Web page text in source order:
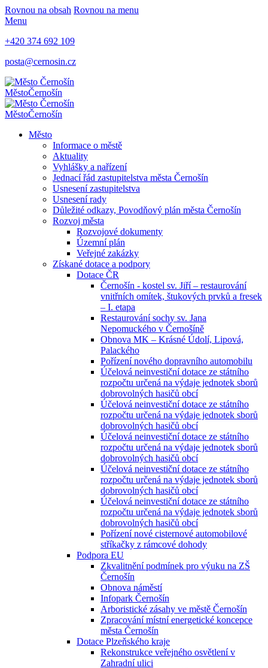
Rovnou na obsah Rovnou na menu
Menu
+420 374 692 109
posta@cernosin.cz
MěstoČernošín
MěstoČernošín
Město
Informace o městě
Aktuality
Vyhlášky a nařízení
Jednací řád zastupitelstva města Černošín
Usnesení zastupitelstva
Usnesení rady
Důležité odkazy, Povodňový plán města Černošín
Rozvoj města
Rozvojové dokumenty
Územní plán
Veřejné zakázky
Získané dotace a podpory
Dotace ČR
Černošín - kostel sv. Jiří – restaurování
vnitřních omítek, štukových prvků a fresek
– I. etapa
Restaurování sochy sv. Jana
Nepomuckého v Černošíně
Obnova MK – Krásné Údolí, Lipová,
Palackého
Pořízení nového dopravního automobilu
Účelová neinvestiční dotace ze státního
rozpočtu určená na výdaje jednotek sborů
dobrovolných hasičů obcí
Účelová neinvestiční dotace ze státního
rozpočtu určená na výdaje jednotek sborů
dobrovolných hasičů obcí
Účelová neinvestiční dotace ze státního
rozpočtu určená na výdaje jednotek sborů
dobrovolných hasičů obcí
Účelová neinvestiční dotace ze státního
rozpočtu určená na výdaje jednotek sborů
dobrovolných hasičů obcí
Účelová neinvestiční dotace ze státního
rozpočtu určená na výdaje jednotek sborů
dobrovolných hasičů obcí
Pořízení nové cisternové automobilové
stříkačky z rámcové dohody
Podpora EU
Zkvalitnění podmínek pro výuku na ZŠ
Černošín
Obnova náměstí
Infopark Černošín
Arboristické zásahy ve městě Černošín
Zpracování místní energetické koncepce
města Černošín
Dotace Plzeňského kraje
Rekonstrukce veřejného osvětlení v
Zahradní ulici